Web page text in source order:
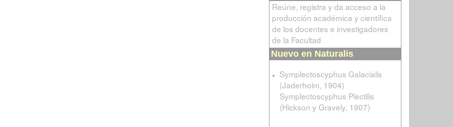
Reúne, registra y da acceso a la
producción académica y científica
de los docentes e investigadores
de la Facultad
Nuevo en Naturalis
Symplectoscyphus Galacialis
(Jaderholm, 1904)
Symplectoscyphus Plectilis
(Hickson y Gravely, 1907)